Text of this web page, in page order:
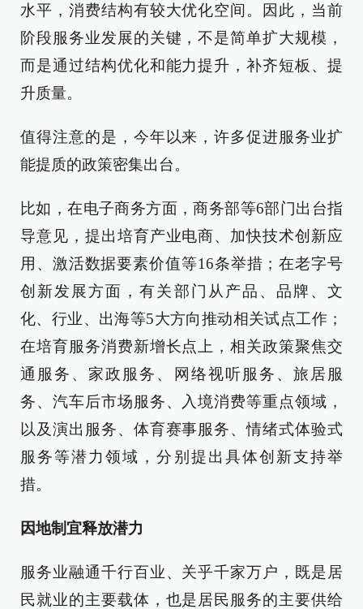
水平，消费结构有较大优化空间。因此，当前
阶段服务业发展的关键，不是简单扩大规模，
而是通过结构优化和能力提升，补齐短板、提
升质量。
值得注意的是，今年以来，许多促进服务业扩
能提质的政策密集出台。
比如，在电子商务方面，商务部等6部门出台指
导意见，提出培育产业电商、加快技术创新应
用、激活数据要素价值等16条举措；在老字号
创新发展方面，有关部门从产品、品牌、文
化、行业、出海等5大方向推动相关试点工作；
在培育服务消费新增长点上，相关政策聚焦交
通服务、家政服务、网络视听服务、旅居服
务、汽车后市场服务、入境消费等重点领域，
以及演出服务、体育赛事服务、情绪式体验式
服务等潜力领域，分别提出具体创新支持举
措。
因地制宜释放潜力
服务业融通千行百业、关乎千家万户，既是居
民就业的主要载体，也是居民服务的主要供给